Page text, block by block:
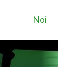
Noi